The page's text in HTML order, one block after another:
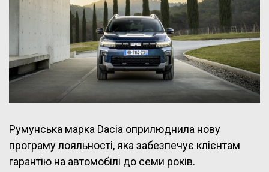
Румунська марка Dacia оприлюднила нову
програму лояльності, яка забезпечує клієнтам
гарантію на автомобілі до семи років.